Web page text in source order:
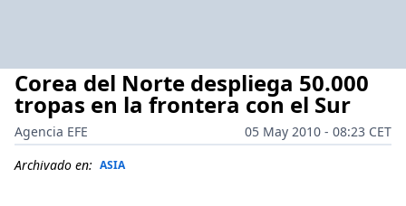
Corea del Norte despliega 50.000
tropas en la frontera con el Sur
Agencia EFE
05 May 2010 - 08:23 CET
Archivado en: ASIA